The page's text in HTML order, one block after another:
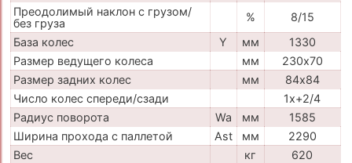
Преодолимый наклон с грузом/
без груза
%
8/15
База колес
Y мм
1330
Размер ведущего колеса
мм
230х70
Размер задних колес
мм
84х84
Число колес спереди/сзади
1x+2/4
Радиус поворота
Wa мм
1585
Ширина прохода с паллетой
Ast мм
2290
Вес
кг 620